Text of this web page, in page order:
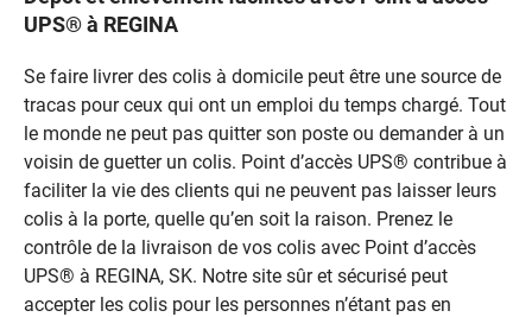
UPS® à REGINA
Se faire livrer des colis à domicile peut être une source de
tracas pour ceux qui ont un emploi du temps chargé. Tout
le monde ne peut pas quitter son poste ou demander à un
voisin de guetter un colis. Point d’accès UPS® contribue à
faciliter la vie des clients qui ne peuvent pas laisser leurs
colis à la porte, quelle qu’en soit la raison. Prenez le
contrôle de la livraison de vos colis avec Point d’accès
UPS® à REGINA, SK. Notre site sûr et sécurisé peut
accepter les colis pour les personnes n’étant pas en